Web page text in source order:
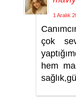
1 Aralık
çok
hem